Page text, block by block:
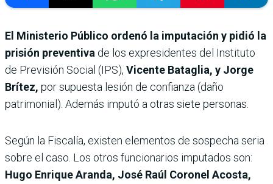
El Ministerio Público ordenó la imputación y pidió la
prisión preventiva de los expresidentes del Instituto
de Previsión Social (IPS), Vicente Bataglia, y Jorge
Brítez, por supuesta lesión de confianza (daño
patrimonial). Además imputó a otras siete personas.
Según la Fiscalía, existen elementos de sospecha seria
sobre el caso. Los otros funcionarios imputados son:
Hugo Enrique Aranda, José Raúl Coronel Acosta,